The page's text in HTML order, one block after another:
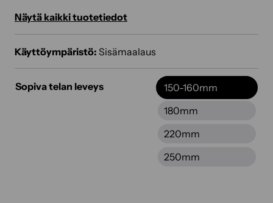
Näytä kaikki tuotetiedot
Käyttöympäristö: Sisämaalaus
Sopiva telan leveys
150-160mm
180mm
220mm
250mm